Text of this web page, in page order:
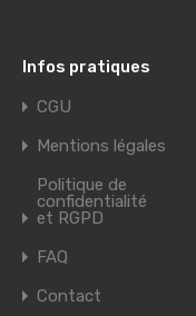
Infos pratiques
CGU
Mentions légales
Politique de
confidentialité
et RGPD
FAQ
Contact